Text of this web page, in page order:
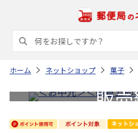
ホーム ネットショップ 菓子